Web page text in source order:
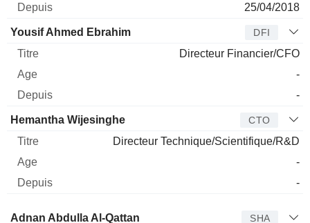
25/04/2018
Yousif Ahmed Ebrahim DFI
Directeur Financier/CFO
-
-
Hemantha Wijesinghe CTO
Directeur Technique/Scientifique/R&D
-
-
Administrateur Titre Age
Adnan Abdulla Al-Qattan SHA